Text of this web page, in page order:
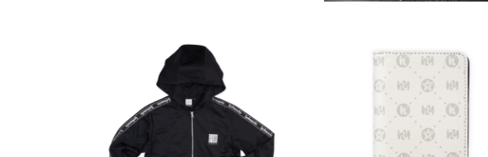
その他
Spikeworks トレーニン
グセットアップ(フーディ
ー)
その他
HAKODATE STUDIO マル
チスマホケース